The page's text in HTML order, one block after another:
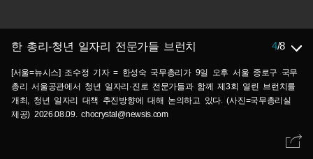
한 총리-청년 일자리 전문가들 브런치 4/8
[서울=뉴시스] 조수정 기자 = 한성숙 국무총리가 9일 오후 서울 종로구 국무
총리 서울공관에서 청년 일자리·진로 전문가들과 함께 제3회 열린 브런치를
개최, 청년 일자리 대책 추진방향에 대해 논의하고 있다. (사진=국무총리실
제공) 2026.08.09. chocrystal@newsis.com